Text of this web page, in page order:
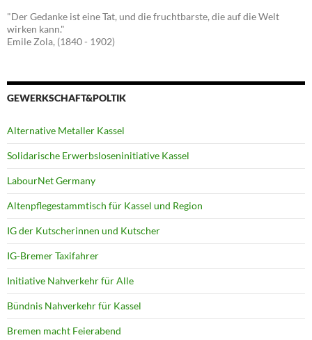
"Der Gedanke ist eine Tat, und die fruchtbarste, die auf die Welt
wirken kann."
Emile Zola, (1840 - 1902)
GEWERKSCHAFT&POLTIK
Alternative Metaller Kassel
Solidarische Erwerbsloseninitiative Kassel
LabourNet Germany
Altenpflegestammtisch für Kassel und Region
IG der Kutscherinnen und Kutscher
IG-Bremer Taxifahrer
Initiative Nahverkehr für Alle
Bündnis Nahverkehr für Kassel
Bremen macht Feierabend